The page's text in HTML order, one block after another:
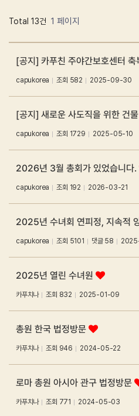
Total 13건 1 페이지
[공지] 카푸친 주야간보호센터
capukorea 조회 582 2025-09-30
[공지] 새로운 사도직을 위한 건
capukorea 조회 1729 2025-05-10
2026년 3월 총회가 있었습니다.
capukorea 조회 192 2026-03-21
2025년 수녀회 연피정, 지속적
capukorea 조회 5101 댓글 58
2025년 열린 수녀원
카푸치나 조회 832 2025-01-09
총원 한국 법정방문
카푸치나 조회 946 2024-05-22
로마 총원 아시아 관구 법정방문
카푸치나 조회 771 2024-05-03